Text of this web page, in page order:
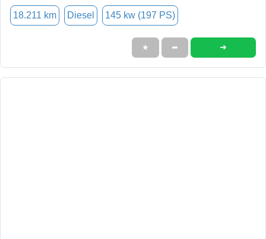
18.211 km Diesel 145 kw (197 PS)
★ ➦ ➜